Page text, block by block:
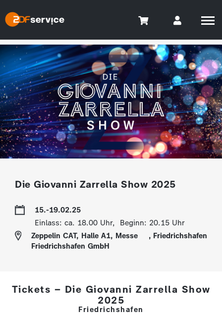
Die Giovanni Zarrella Show 2025
15.-19.02.25
Einlass: ca. 18.00 Uhr, Beginn: 20.15 Uhr
Zeppelin CAT, Halle A1, Messe
Friedrichshafen GmbH
, Friedrichshafen
Tickets – Die Giovanni Zarrella Show
2025
Friedrichshafen